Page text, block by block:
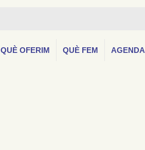
QUÈ OFERIM QUÈ FEM AGENDA